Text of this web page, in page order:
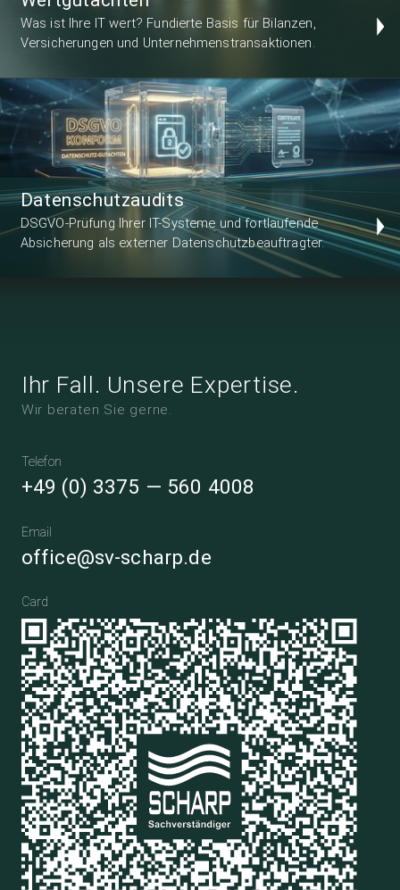
Was ist Ihre IT wert? Fundierte Basis für Bilanzen,
Versicherungen und Unternehmenstransaktionen.
Datenschutzaudits
DSGVO-Prüfung Ihrer IT-Systeme und fortlaufende
Absicherung als externer Datenschutzbeauftragter.
Ihr Fall. Unsere Expertise.
Wir beraten Sie gerne.
Telefon
+49 (0) 3375 — 560 4008
Email
office@sv-scharp.de
Card